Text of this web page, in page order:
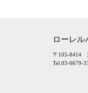
ローレル
〒105-8414
Tel.03-6679-